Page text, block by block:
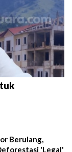
Berulang,
'Legal'